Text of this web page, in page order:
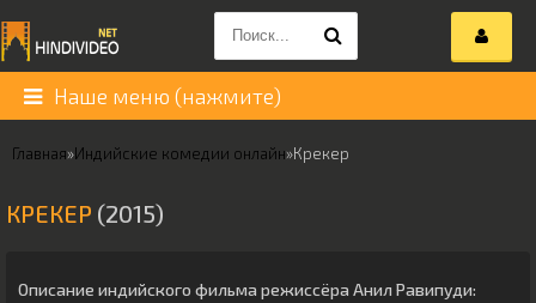
Наше меню (нажмите)
Главная»Индийские комедии онлайн»Крекер
КРЕКЕР (2015)
Описание индийского фильма режиссёра Анил Равипуди: